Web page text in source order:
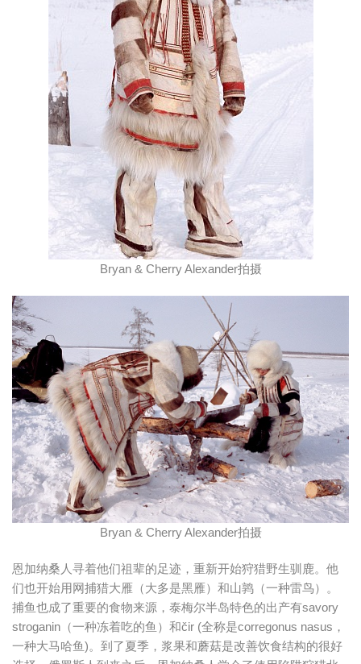
Bryan & Cherry Alexander拍摄
Bryan & Cherry Alexander拍摄
恩加纳桑人寻着他们祖辈的足迹，重新开始狩猎野生驯鹿。他
们也开始用网捕猎大雁（大多是黑雁）和山鹑（一种雷鸟）。
捕鱼也成了重要的食物来源，泰梅尔半岛特色的出产有savory
stroganin（一种冻着吃的鱼）和čir (全称是corregonus nasus，
一种大马哈鱼)。到了夏季，浆果和蘑菇是改善饮食结构的很好